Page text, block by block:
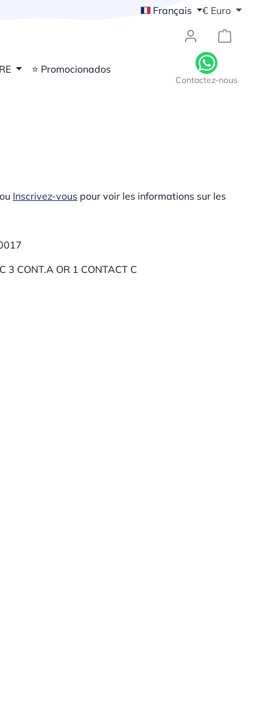
Français € Euro
⭐ Promocionados
ou Inscrivez-vous pour voir les informations sur les
3 CONT.A OR 1 CONTACT C
Contactez-nous